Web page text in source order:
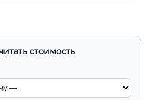
стоимость